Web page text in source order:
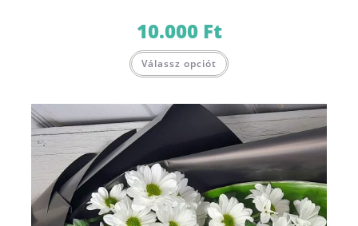
10.000 Ft
Válassz opciót